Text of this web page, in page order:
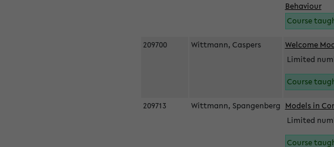
Behaviour
Course
209700 Wittmann, Caspers
Welcome
Limited
Course
209713 Wittmann, Spangenberg Models in
Limited
Course